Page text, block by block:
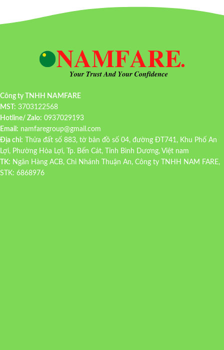
Công ty TNHH NAMFARE
MST: 3703122568
Hotline/ Zalo: 0937029193
Email: namfaregroup@gmail.com
Địa chỉ: Thửa đất số 883, tờ bản đồ số 04, đường ĐT741, Khu Phố An
Lợi, Phường Hòa Lợi, Tp. Bến Cát, Tỉnh Bình Dương, Việt nam
TK: Ngân Hàng ACB, Chi Nhánh Thuận An, Công ty TNHH NAM FARE,
STK: 6868976